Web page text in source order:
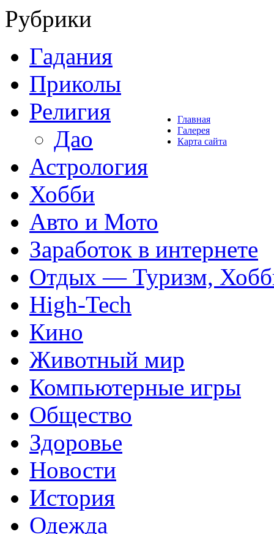
Главная
Галерея
Карта сайта
Рубрики
Гадания
Приколы
Религия
Дао
Астрология
Хобби
Авто и Мото
Заработок в интернете
Отдых — Туризм,
High-Tech
Кино
Животный мир
Компьютерные игры
Общество
Здоровье
Новости
История
Одежда